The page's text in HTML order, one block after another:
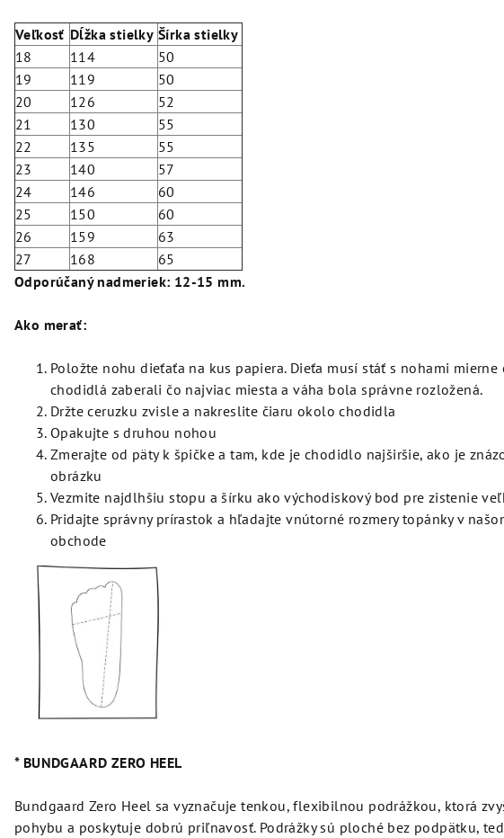
Veľkosť Dĺžka stielky Šírka stielky
18
114
50
19
119
50
20
126
52
21
130
55
22
135
55
23
140
57
24
146
60
25
150
60
26
159
63
27
168
65
Odporúčaný nadmeriek: 12-15 mm.
Ako merať:
Položte nohu dieťaťa na kus papiera. Dieťa musí stáť s nohami mierne
chodidlá zaberali čo najviac miesta a váha bola správne rozložená.
Držte ceruzku zvisle a nakreslite čiaru okolo chodidla
Opakujte s druhou nohou
Zmerajte od päty k špičke a tam, kde je chodidlo najširšie, ako je
obrázku
Vezmite najdlhšiu stopu a šírku ako východiskový bod pre zistenie
Pridajte správny prírastok a hľadajte vnútorné rozmery topánky v
obchode
* BUNDGAARD ZERO HEEL
Bundgaard Zero Heel sa vyznačuje tenkou, flexibilnou podrážkou, ktorá
pohybu a poskytuje dobrú priľnavosť. Podrážky sú ploché bez podpätku,